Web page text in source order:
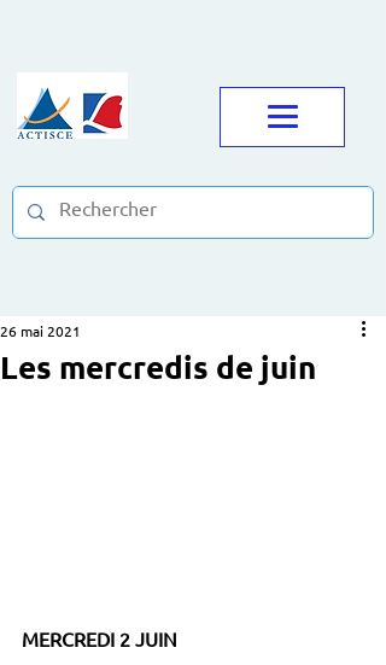
Les mercredis de juin
26 mai 2021
MERCREDI 2 JUIN